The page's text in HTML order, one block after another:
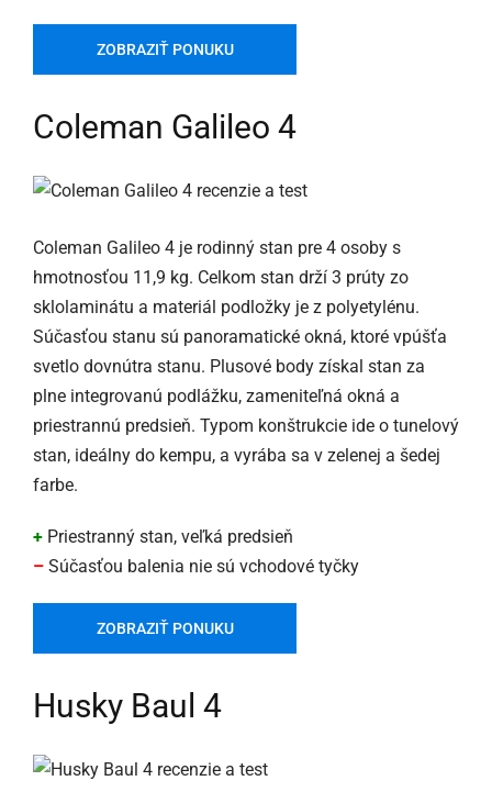
ZOBRAZIŤ PONUKU
Coleman Galileo 4
Coleman Galileo 4 je rodinný stan pre 4 osoby s
hmotnosťou 11,9 kg. Celkom stan drží 3 prúty zo
sklolaminátu a materiál podložky je z polyetylénu.
Súčasťou stanu sú panoramatické okná, ktoré vpúšťa
svetlo dovnútra stanu. Plusové body získal stan za
plne integrovanú podlážku, zameniteľná okná a
priestrannú predsieň. Typom konštrukcie ide o tunelový
stan, ideálny do kempu, a vyrába sa v zelenej a šedej
farbe.
+ Priestranný stan, veľká predsieň
– Súčasťou balenia nie sú vchodové tyčky
ZOBRAZIŤ PONUKU
Husky Baul 4